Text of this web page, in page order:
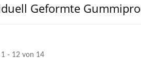
Geformte
1 - 12 von 14